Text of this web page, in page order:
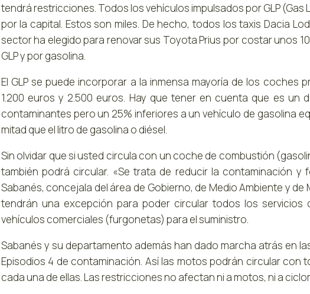
tendrá restricciones. Todos los vehículos impulsados por GLP
por la capital. Estos son miles. De hecho, todos los taxis Dacia
sector ha elegido para renovar sus Toyota Prius por costar unos
GLP y por gasolina.
El GLP se puede incorporar a la inmensa mayoría de los coches
1.200 euros y 2.500 euros. Hay que tener en cuenta que es un
contaminantes pero un 25% inferiores a un vehículo de gasolina
mitad que el litro de gasolina o diésel.
Sin olvidar que si usted circula con un coche de combustión
también podrá circular. «Se trata de reducir la contaminación
Sabanés, concejala del área de Gobierno, de Medio Ambiente y
tendrán una excepción para poder circular todos los servicios
vehículos comerciales (furgonetas) para el suministro.
Sabanés y su departamento además han dado marcha atrás en
Episodios 4 de contaminación. Así las motos podrán circular con
cada una de ellas. Las restricciones no afectan ni a motos, ni a